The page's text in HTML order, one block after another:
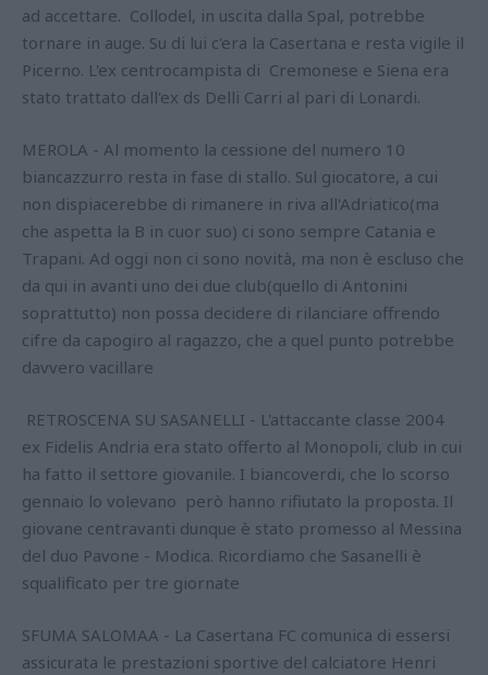
ad accettare. Collodel, in uscita dalla Spal, potrebbe
tornare in auge. Su di lui c'era la Casertana e resta vigile il
Picerno. L'ex centrocampista di Cremonese e Siena era
stato trattato dall'ex ds Delli Carri al pari di Lonardi.
MEROLA - Al momento la cessione del numero 10
biancazzurro resta in fase di stallo. Sul giocatore, a cui
non dispiacerebbe di rimanere in riva all'Adriatico(ma
che aspetta la B in cuor suo) ci sono sempre Catania e
Trapani. Ad oggi non ci sono novità, ma non è escluso che
da qui in avanti uno dei due club(quello di Antonini
soprattutto) non possa decidere di rilanciare offrendo
cifre da capogiro al ragazzo, che a quel punto potrebbe
davvero vacillare
RETROSCENA SU SASANELLI - L'attaccante classe 2004
ex Fidelis Andria era stato offerto al Monopoli, club in cui
ha fatto il settore giovanile. I biancoverdi, che lo scorso
gennaio lo volevano però hanno rifiutato la proposta. Il
giovane centravanti dunque è stato promesso al Messina
del duo Pavone - Modica. Ricordiamo che Sasanelli è
squalificato per tre giornate
SFUMA SALOMAA - La Casertana FC comunica di essersi
assicurata le prestazioni sportive del calciatore Henri